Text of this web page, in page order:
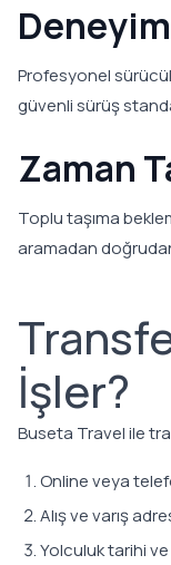
Profesyonel
güvenli sürüş
Zaman
Toplu taşıma
aramadan
İşler?
Buseta Travel ile
Online veya
Alış ve varış
Yolculuk tarihi